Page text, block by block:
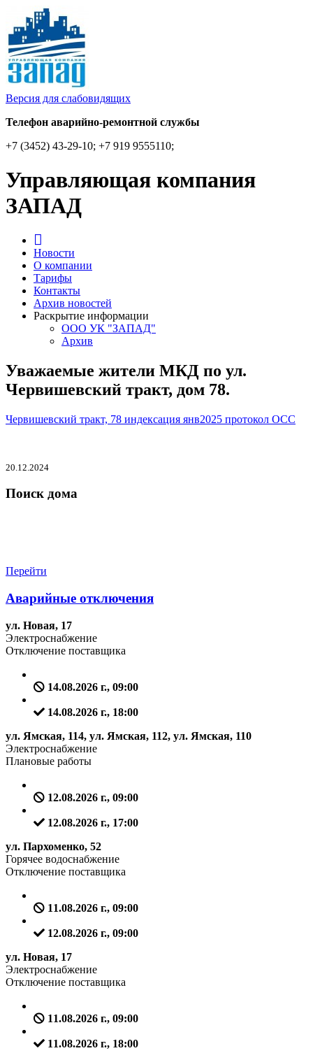
Версия для слабовидящих
Телефон аварийно-ремонтной службы
+7 (3452) 43-29-10; +7 919 9555110;
Управляющая компания
ЗАПАД
Новости
О компании
Тарифы
Контакты
Архив новостей
Раскрытие информации
ООО УК "ЗАПАД"
Архив
Уважаемые жители МКД по ул.
Червишевский тракт, дом 78.
Червишевский тракт, 78 индексация янв2025 протокол ОСС
20.12.2024
Поиск дома
Перейти
Аварийные отключения
ул. Новая, 17
Электроснабжение
Отключение поставщика
14.08.2026 г., 09:00
14.08.2026 г., 18:00
ул. Ямская, 114, ул. Ямская, 112, ул. Ямская, 110
Электроснабжение
Плановые работы
12.08.2026 г., 09:00
12.08.2026 г., 17:00
ул. Пархоменко, 52
Горячее водоснабжение
Отключение поставщика
11.08.2026 г., 09:00
12.08.2026 г., 09:00
ул. Новая, 17
Электроснабжение
Отключение поставщика
11.08.2026 г., 09:00
11.08.2026 г., 18:00